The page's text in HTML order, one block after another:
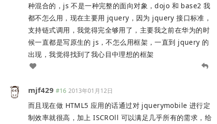
种混合的，js 不是一种完整的面向对象，dojo 和 base2 我
都不怎么用，现在主要用 jquery，因为 jquery 接口标准，
支持链式调用，我觉得完全够用了，主要我之前在华为的时
候一直都是写原生的 js，不怎么用框架，一直到 jquery 的
出现，我觉得找到了我心目中理想的框架
mjf429 #16 2013年01月12日
而且现在做 HTML5 应用的话通过对 jquerymobile 进行定
制效率就很高，加上 ISCROll 可以满足几乎所有的需求，给